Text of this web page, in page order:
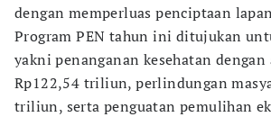
dengan memperluas penciptaan
Program PEN tahun ini ditujukan
yakni penanganan kesehatan dengan
Rp122,54 triliun, perlindungan
triliun, serta penguatan pemulihan